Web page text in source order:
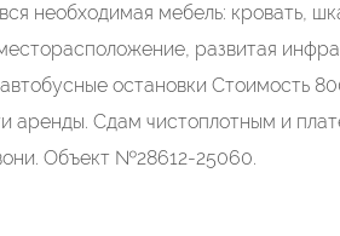
необходимая мебель: кровать,
развитая
остановки Стоимость
аренды. Сдам чистоплотным и
Объект №28612-25060.